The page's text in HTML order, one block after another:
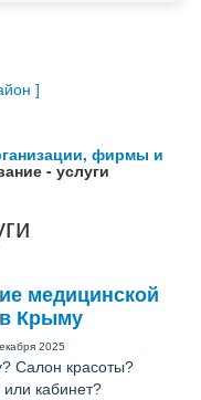
]
фирмы и
- услуги
медицинской
Крыму
2025
Салон красоты?
кабинет?